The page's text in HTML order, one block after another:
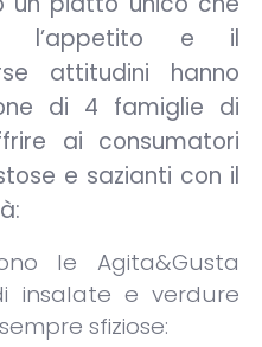
l’appetito e il
attitudini hanno
di 4 famiglie di
ai consumatori
e sazianti con il
le Agita&Gusta
insalate e verdure
sfiziose: